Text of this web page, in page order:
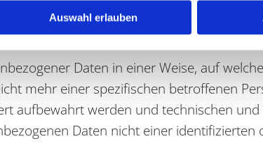
Auswahl erlauben
Daten in einer Weise, auf
mehr einer spezifischen betroffenen
aufbewahrt werden und technischen
Daten nicht einer